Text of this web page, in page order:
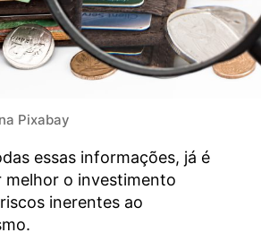
Pixabay
essas informações, já é
melhor o investimento
inerentes ao